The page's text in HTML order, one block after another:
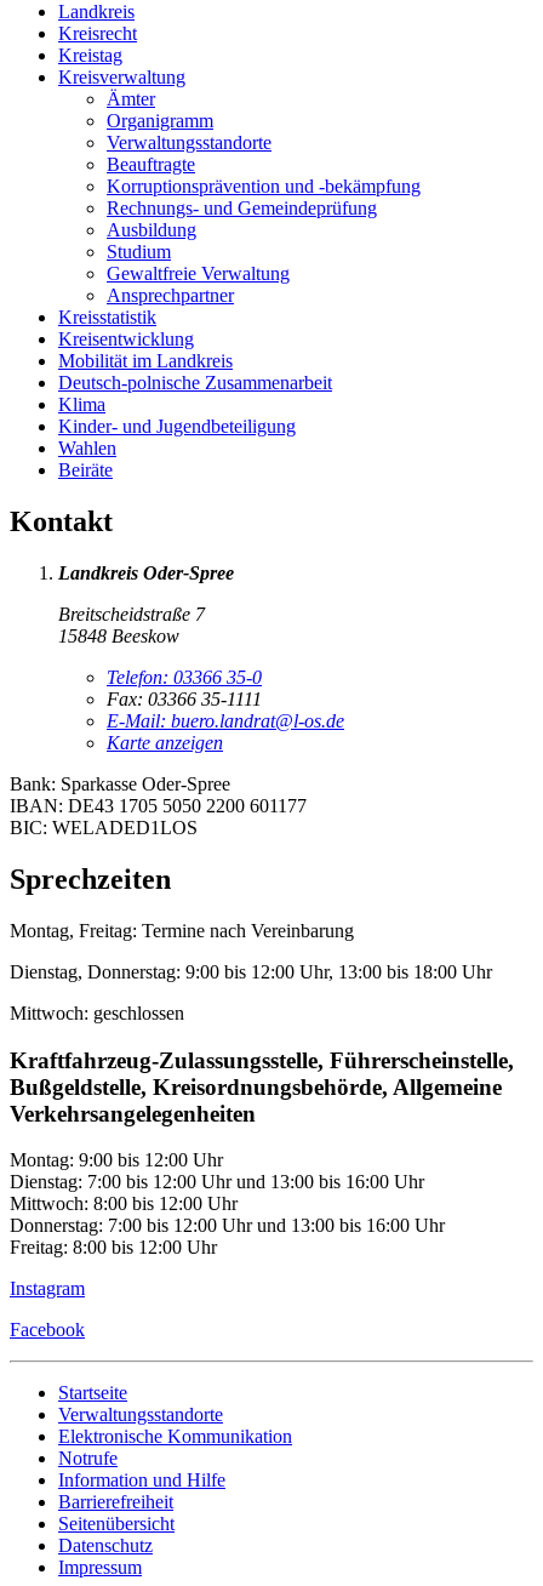
Landkreis
Kreisrecht
Kreistag
Kreisverwaltung
Ämter
Organigramm
Verwaltungsstandorte
Beauftragte
Korruptionsprävention und -bekämpfung
Rechnungs- und Gemeindeprüfung
Ausbildung
Studium
Gewaltfreie Verwaltung
Ansprechpartner
Kreisstatistik
Kreisentwicklung
Mobilität im Landkreis
Deutsch-polnische Zusammenarbeit
Klima
Kinder- und Jugendbeteiligung
Wahlen
Beiräte
Kontakt
Landkreis Oder-Spree
Breitscheidstraße 7
15848 Beeskow
Telefon: 03366 35-0
Fax: 03366 35-1111
E-Mail: buero.landrat@l-os.de
Karte anzeigen
Bank: Sparkasse Oder-Spree
IBAN: DE43 1705 5050 2200 601177
BIC: WELADED1LOS
Sprechzeiten
Montag, Freitag: Termine nach Vereinbarung
Dienstag, Donnerstag: 9:00 bis 12:00 Uhr, 13:00 bis 18:00 Uhr
Mittwoch: geschlossen
Kraftfahrzeug-Zulassungsstelle, Führerscheinstelle,
Bußgeldstelle, Kreisordnungsbehörde, Allgemeine
Verkehrsangelegenheiten
Montag: 9:00 bis 12:00 Uhr
Dienstag: 7:00 bis 12:00 Uhr und 13:00 bis 16:00 Uhr
Mittwoch: 8:00 bis 12:00 Uhr
Donnerstag: 7:00 bis 12:00 Uhr und 13:00 bis 16:00 Uhr
Freitag: 8:00 bis 12:00 Uhr
Instagram
Facebook
Startseite
Verwaltungsstandorte
Elektronische Kommunikation
Notrufe
Information und Hilfe
Barrierefreiheit
Seitenübersicht
Datenschutz
Impressum